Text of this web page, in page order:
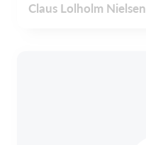
Claus Lolholm Nielsen